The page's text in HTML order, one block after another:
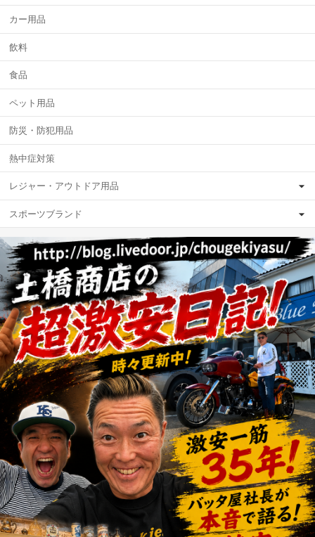
カー用品
飲料
食品
ペット用品
防災・防犯用品
熱中症対策
レジャー・アウトドア用品
スポーツブランド